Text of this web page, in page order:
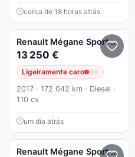
cerca de 18 horas atrás
Renault Mégane Sport Tourer
13 250 €
Ligeiramente caro
2017 · 172 042 km · Diesel ·
110 cv
um dia atrás
Renault Mégane Sport Tourer